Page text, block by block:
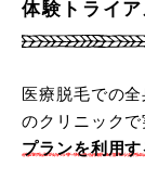
体験トライ
医療脱毛での
のクリニック
プランを利用す